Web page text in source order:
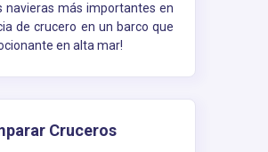
navieras más importantes en
de crucero en un barco que
en alta mar!
Cruceros